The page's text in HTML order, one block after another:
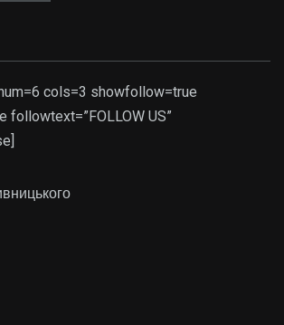
cols=3 showfollow=true
followtext=”FOLLOW US”